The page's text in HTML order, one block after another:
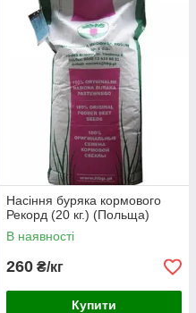
Насіння буряка кормового
Рекорд (20 кг.) (Польща)
В наявності
260 ₴/кг
Купити